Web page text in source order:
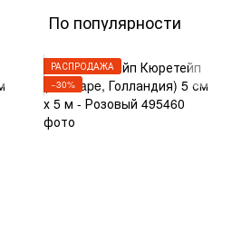
По популярности
РАСПРОДАЖА
−30%